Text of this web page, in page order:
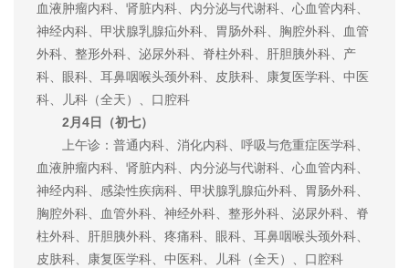
血液肿瘤内科、肾脏内科、内分泌与代谢科、心血管内科、
神经内科、甲状腺乳腺疝外科、胃肠外科、胸腔外科、血管
外科、整形外科、泌尿外科、脊柱外科、肝胆胰外科、产
科、眼科、耳鼻咽喉头颈外科、皮肤科、康复医学科、中医
科、儿科（全天）、口腔科
2月4日（初七）
上午诊：普通内科、消化内科、呼吸与危重症医学科、
血液肿瘤内科、肾脏内科、内分泌与代谢科、心血管内科、
神经内科、感染性疾病科、甲状腺乳腺疝外科、胃肠外科、
胸腔外科、血管外科、神经外科、整形外科、泌尿外科、脊
柱外科、肝胆胰外科、疼痛科、眼科、耳鼻咽喉头颈外科、
皮肤科、康复医学科、中医科、儿科（全天）、口腔科